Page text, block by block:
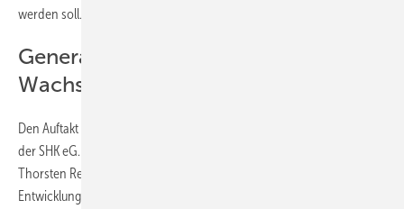
werden soll.
Generalversammlung mit Blick auf
Wachstum und Zukunftsprojekte
Den Auftakt bildete am Freitag, den 08. Mai, die Generalversammlung
der SHK eG. Vorstandsvorsitzender Sven Mischel und Vorstand
Thorsten Renk informierten die Mitglieder über aktuelle
Entwicklungen, strategische Projekte und die positive Entwicklung des